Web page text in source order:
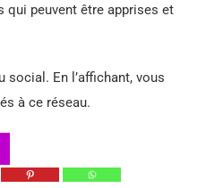
qui peuvent être apprises et
social. En l’affichant, vous
à ce réseau.